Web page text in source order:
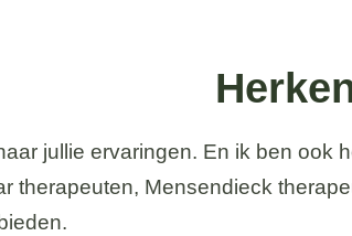
jullie ervaringen. En ik ben ook
therapeuten, Mensendieck